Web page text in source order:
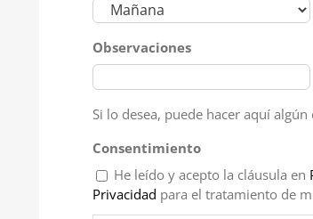
Observaciones
Si lo desea, puede hacer aquí
Consentimiento
He leído y acepto la cláusula en
Privacidad para el tratamiento de